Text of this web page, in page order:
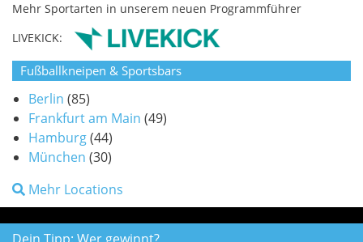
Mehr Sportarten in unserem neuen Programmführer
LIVEKICK:
Fußballkneipen & Sportsbars
Berlin (85)
Frankfurt am Main (49)
Hamburg(44)
München (30)
Mehr Locations